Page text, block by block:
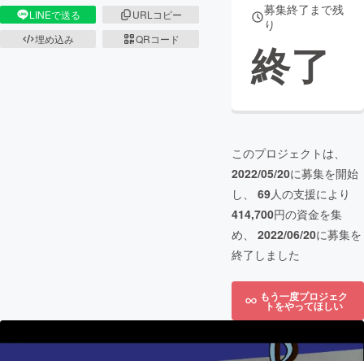
LINEで送る
URLコピー
埋め込み
QRコード
募集終了まで残
り
終了
このプロジェクトは、
2022/05/20に募集を開始
し、 69人の支援により
414,700円の資金を集
め、 2022/06/20に募集を
終了しました
もう一度プロジェク
トをやってほしい